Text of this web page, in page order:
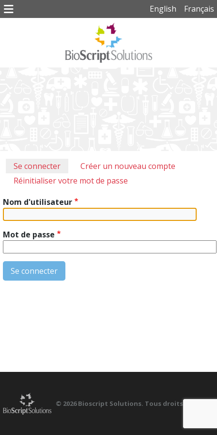
Aller au contenu principal English Français
Onglets principaux
Se connecter
Créer un nouveau compte
Réinitialiser votre mot de passe
Nom d'utilisateur
Mot de passe
© 2026 Bioscript Solutions. Tous droits réservés.